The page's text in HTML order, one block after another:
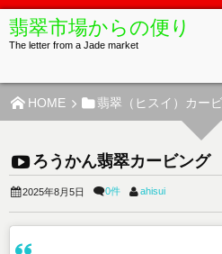
翡翠市場からの便り
The letter from a Jade market
HOME 翡翠（ヒスイ）カー
ろうかん翡翠カービン
2025年8月5日 0件 ahisui